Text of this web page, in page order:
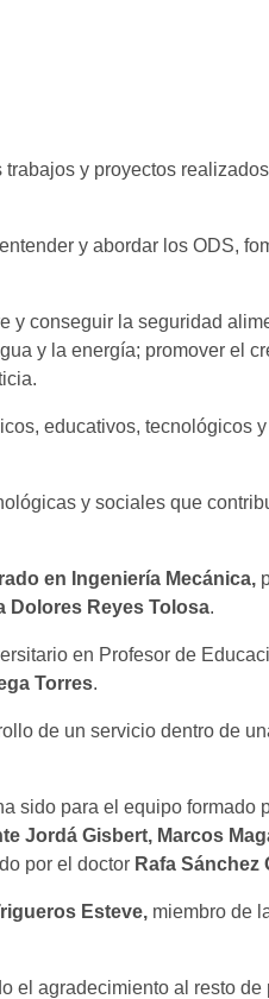
y proyectos
y abordar los ODS,
y conseguir la seguridad
y la energía; promover el
educativos, tecnológicos
y sociales que
en Ingeniería Mecánica,
Dolores Reyes Tolosa.
en Profesor de
Torres.
de un servicio dentro de
sido para el equipo formado
Jordá Gisbert, Marcos
por el doctor Rafa Sánchez
Esteve, miembro de
el agradecimiento al resto de